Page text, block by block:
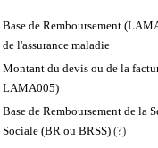
Base de Remboursement
de l'assurance maladie
Montant du devis ou de la
LAMA005)
Base de Remboursement de la
Sociale (BR ou BRSS) (?)